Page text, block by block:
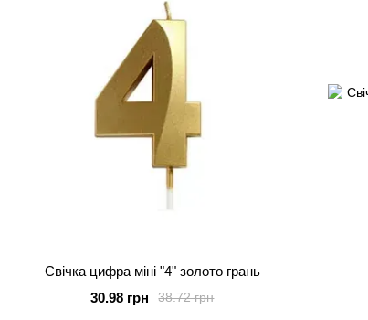
Свічка цифра міні "4" золото грань
38.72 грн
30.98 грн